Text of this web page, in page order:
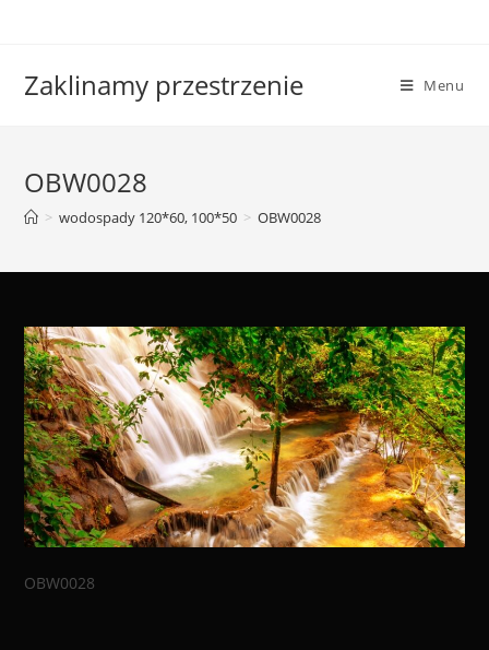
Zaklinamy przestrzenie Menu
OBW0028
> wodospady 120*60, 100*50 > OBW0028
OBW0028